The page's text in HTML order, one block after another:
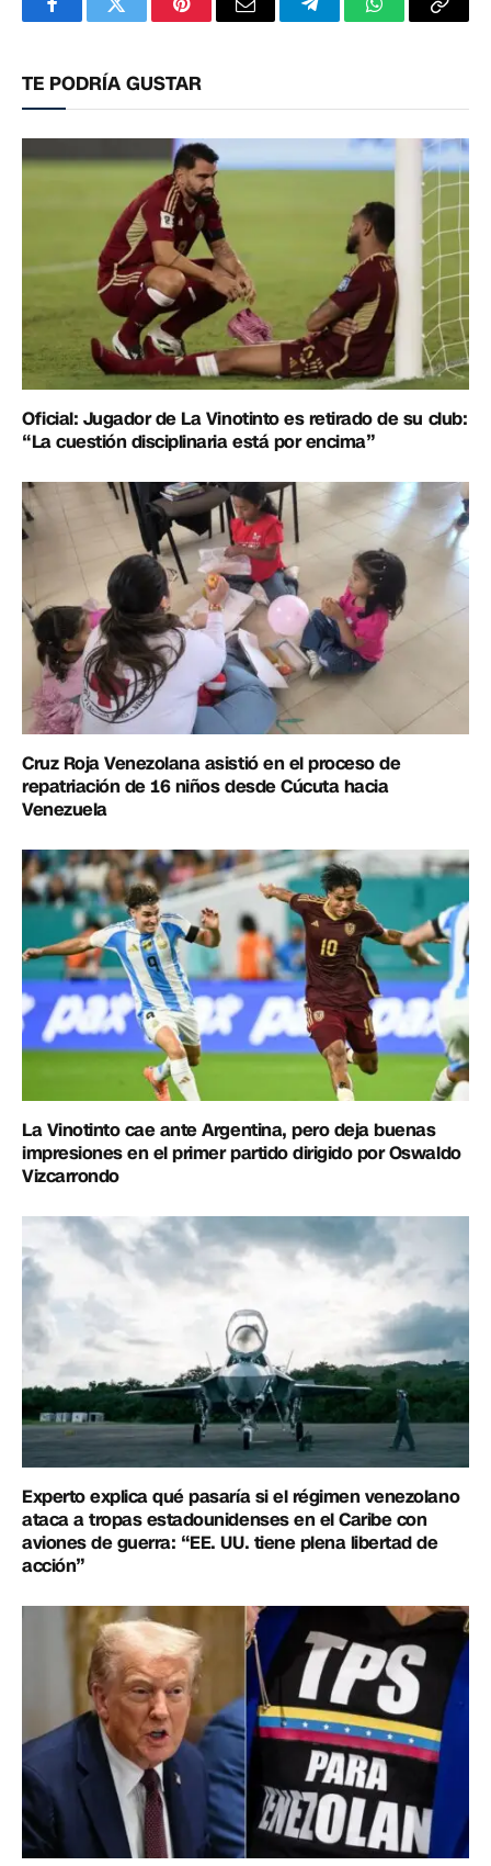
FacebookTwitterPinterestCorreoTelegramWhatsApp
TE PODRÍA GUSTAR
Oficial: Jugador de La Vinotinto es retirado de su club:
“La cuestión disciplinaria está por encima”
Cruz Roja Venezolana asistió en el proceso de
repatriación de 16 niños desde Cúcuta hacia
Venezuela
La Vinotinto cae ante Argentina, pero deja buenas
impresiones en el primer partido dirigido por Oswaldo
Vizcarrondo
Experto explica qué pasaría si el régimen venezolano
ataca a tropas estadounidenses en el Caribe con
aviones de guerra: “EE. UU. tiene plena libertad de
acción”